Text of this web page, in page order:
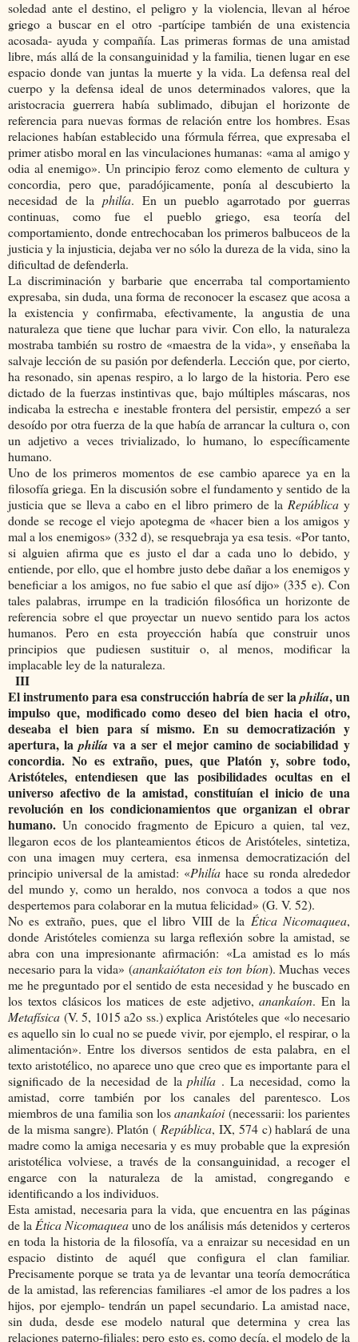
soledad ante el destino, el peligro y la violencia, llevan al héroe
griego a buscar en el otro -partícipe también de una existencia
acosada- ayuda y compañía. Las primeras formas de una amistad
libre, más allá de la consanguinidad y la familia, tienen lugar en ese
espacio donde van juntas la muerte y la vida. La defensa real del
cuerpo y la defensa ideal de unos determinados valores, que la
aristocracia guerrera había sublimado, dibujan el horizonte de
referencia para nuevas formas de relación entre los hombres. Esas
relaciones habían establecido una fórmula férrea, que expresaba el
primer atisbo moral en las vinculaciones humanas: «ama al amigo y
odia al enemigo». Un principio feroz como elemento de cultura y
concordia, pero que, paradójicamente, ponía al descubierto la
necesidad de la philía. En un pueblo agarrotado por guerras
continuas, como fue el pueblo griego, esa teoría del
comportamiento, donde entrechocaban los primeros balbuceos de la
justicia y la injusticia, dejaba ver no sólo la dureza de la vida, sino la
dificultad de defenderla.
La discriminación y barbarie que encerraba tal comportamiento
expresaba, sin duda, una forma de reconocer la escasez que acosa a
la existencia y confirmaba, efectivamente, la angustia de una
naturaleza que tiene que luchar para vivir. Con ello, la naturaleza
mostraba también su rostro de «maestra de la vida», y enseñaba la
salvaje lección de su pasión por defenderla. Lección que, por cierto,
ha resonado, sin apenas respiro, a lo largo de la historia. Pero ese
dictado de la fuerzas instintivas que, bajo múltiples máscaras, nos
indicaba la estrecha e inestable frontera del persistir, empezó a ser
desoído por otra fuerza de la que había de arrancar la cultura o, con
un adjetivo a veces trivializado, lo humano, lo específicamente
humano.
Uno de los primeros momentos de ese cambio aparece ya en la
filosofía griega. En la discusión sobre el fundamento y sentido de la
justicia que se lleva a cabo en el libro primero de la Repúblicay
donde se recoge el viejo apotegma de «hacer bien a los amigos y
mal a los enemigos» (332 d), se resquebraja ya esa tesis. «Por tanto,
si alguien afirma que es justo el dar a cada uno lo debido, y
entiende, por ello, que el hombre justo debe dañar a los enemigos y
beneficiar a los amigos, no fue sabio el que así dijo» (335 e). Con
tales palabras, irrumpe en la tradición filosófica un horizonte de
referencia sobre el que proyectar un nuevo sentido para los actos
humanos. Pero en esta proyección había que construir unos
principios que pudiesen sustituir o, al menos, modificar la
implacable ley de la naturaleza.
III
El instrumento para esa construcción habría de ser laphilía, un
impulso que, modificado como deseo del bien hacia el otro,
deseaba el bien para sí mismo. En su democratización y
apertura, laphilíava a ser el mejor camino de sociabilidad y
concordia. No es extraño, pues, que Platón y, sobre todo,
Aristóteles, entendiesen que las posibilidades ocultas en el
universo afectivo de la amistad, constituían el inicio de una
revolución en los condicionamientos que organizan el obrar
humano. Un conocido fragmento de Epicuro a quien, tal vez,
llegaron ecos de los planteamientos éticos de Aristóteles, sintetiza,
con una imagen muy certera, esa inmensa democratización del
principio universal de la amistad: «Philía hace su ronda alrededor
del mundo y, como un heraldo, nos convoca a todos a que nos
despertemos para colaborar en la mutua felicidad» (G. V. 52).
No es extraño, pues, que el libro VIII de la Ética Nicomaquea,
donde Aristóteles comienza su larga reflexión sobre la amistad, se
abra con una impresionante afirmación: «La amistad es lo más
necesario para la vida» (anankaiótaton eis ton bíon). Muchas veces
me he preguntado por el sentido de esta necesidad y he buscado en
los textos clásicos los matices de este adjetivo,anankaíon. En la
Metafísica (V. 5, 1015 a2o ss.) explica Aristóteles que «lo necesario
es aquello sin lo cual no se puede vivir, por ejemplo, el respirar, o la
alimentación». Entre los diversos sentidos de esta palabra, en el
texto aristotélico, no aparece uno que creo que es importante para el
significado de la necesidad de laphilía . La necesidad, como la
amistad, corre también por los canales del parentesco. Los
miembros de una familia son losanankaíoi(necessarii: los parientes
de la misma sangre). Platón ( República, IX, 574 c) hablará de una
madre como la amiga necesaria y es muy probable que la expresión
aristotélica volviese, a través de la consanguinidad, a recoger el
engarce con la naturaleza de la amistad, congregando e
identificando a los individuos.
Esta amistad, necesaria para la vida, que encuentra en las páginas
de la Ética Nicomaqueauno de los análisis más detenidos y certeros
en toda la historia de la filosofía, va a enraizar su necesidad en un
espacio distinto de aquél que configura el clan familiar.
Precisamente porque se trata ya de levantar una teoría democrática
de la amistad, las referencias familiares -el amor de los padres a los
hijos, por ejemplo- tendrán un papel secundario. La amistad nace,
sin duda, desde ese modelo natural que determina y crea las
relaciones paterno-filiales; pero esto es, como decía, el modelo de la